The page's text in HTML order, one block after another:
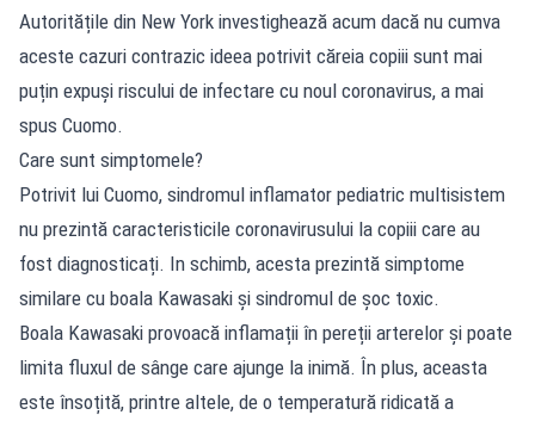
Autoritățile din New York investighează acum dacă nu cumva
aceste cazuri contrazic ideea potrivit căreia copiii sunt mai
puțin expuși riscului de infectare cu noul coronavirus, a mai
spus Cuomo.
Care sunt simptomele?
Potrivit lui Cuomo, sindromul inflamator pediatric multisistem
nu prezintă caracteristicile coronavirusului la copiii care au
fost diagnosticați. In schimb, acesta prezintă simptome
similare cu boala Kawasaki și sindromul de șoc toxic.
Boala Kawasaki provoacă inflamații în pereții arterelor și poate
limita fluxul de sânge care ajunge la inimă. În plus, aceasta
este însoțită, printre altele, de o temperatură ridicată a